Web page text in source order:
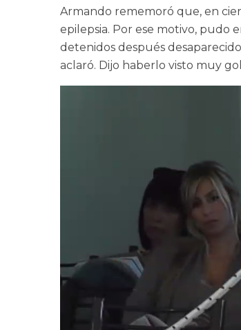
Armando rememoró que, en
epilepsia. Por ese motivo, pudo
detenidos después
aclaró. Dijo haberlo visto muy